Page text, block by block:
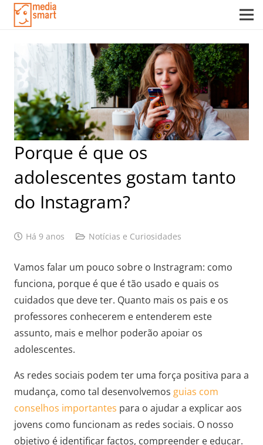
Porque é que os
adolescentes gostam tanto
do Instagram?
Há 9 anos Notícias e Curiosidades
Vamos falar um pouco sobre o Instragram: como
funciona, porque é que é tão usado e quais os
cuidados que deve ter. Quanto mais os pais e os
professores conhecerem e entenderem este
assunto, mais e melhor poderão apoiar os
adolescentes.
As redes sociais podem ter uma força positiva para a
mudança, como tal desenvolvemos guias com
conselhos importantes para o ajudar a explicar aos
jovens como funcionam as redes sociais. O nosso
objetivo é identificar factos, compreender e educar.